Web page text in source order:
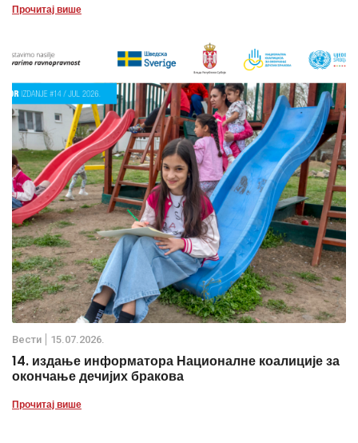
Прочитај више
Вести 15.07.2026.
14. издање информатора Националне коалиције за
окончање дечијих бракова
Прочитај више